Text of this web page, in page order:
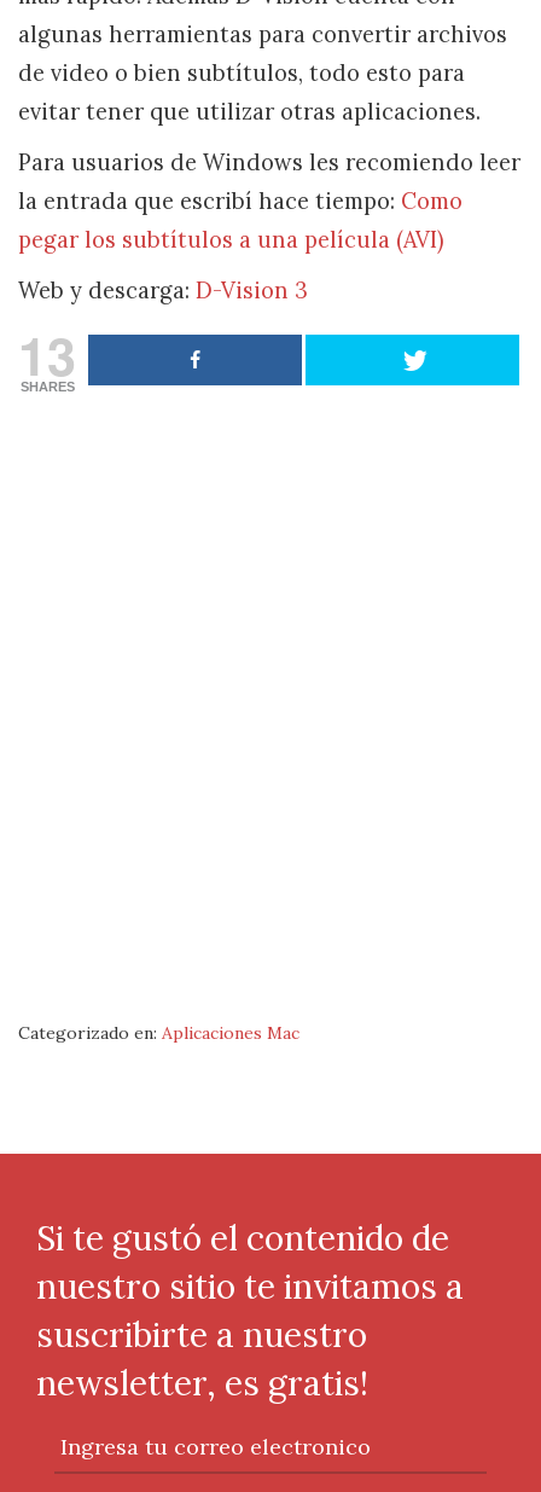
algunas herramientas para convertir archivos
de video o bien subtítulos, todo esto para
evitar tener que utilizar otras aplicaciones.
Para usuarios de Windows les recomiendo leer
la entrada que escribí hace tiempo: Como
pegar los subtítulos a una película (AVI)
Web y descarga: D-Vision 3
13
SHARES
Categorizado en: Aplicaciones Mac
Si te gustó el contenido de
nuestro sitio te invitamos a
suscribirte a nuestro
newsletter, es gratis!
Ingresa tu correo electronico